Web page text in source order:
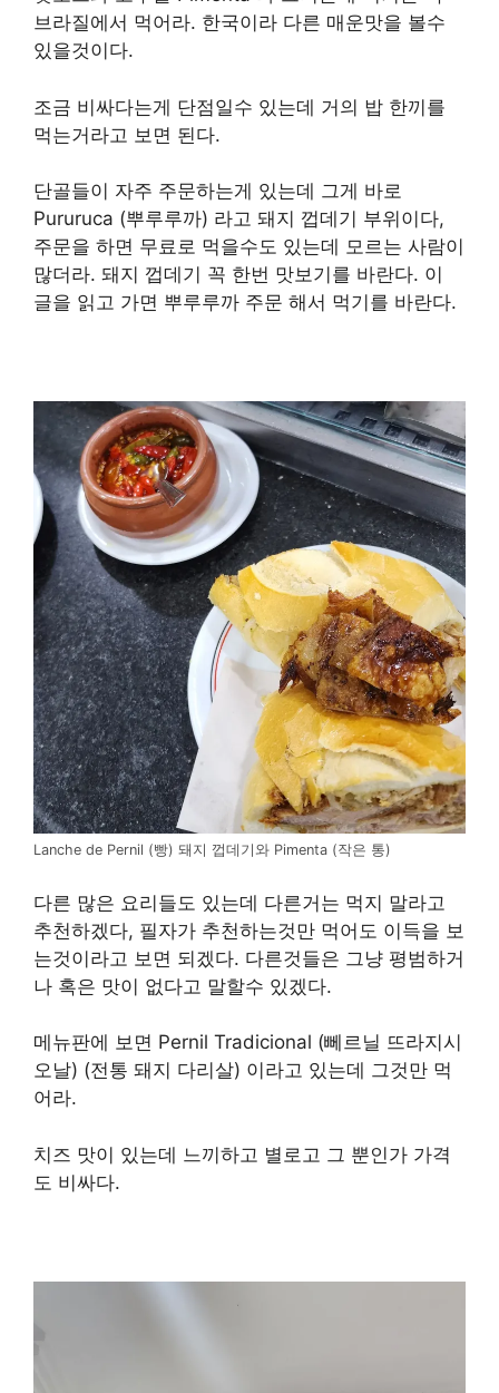
브라질에서 먹어라. 한국이라 다른 매운맛을 볼수
있을것이다.
조금 비싸다는게 단점일수 있는데 거의 밥 한끼를
먹는거라고 보면 된다.
단골들이 자주 주문하는게 있는데 그게 바로
Pururuca (뿌루루까) 라고 돼지 껍데기 부위이다,
주문을 하면 무료로 먹을수도 있는데 모르는 사람이
많더라. 돼지 껍데기 꼭 한번 맛보기를 바란다. 이
글을 읽고 가면 뿌루루까 주문 해서 먹기를 바란다.
Lanche de Pernil (빵) 돼지 껍데기와 Pimenta (작은 통)
다른 많은 요리들도 있는데 다른거는 먹지 말라고
추천하겠다, 필자가 추천하는것만 먹어도 이득을 보
는것이라고 보면 되겠다. 다른것들은 그냥 평범하거
나 혹은 맛이 없다고 말할수 있겠다.
메뉴판에 보면 Pernil Tradicional (뻬르닐 뜨라지시
오날) (전통 돼지 다리살) 이라고 있는데 그것만 먹
어라.
치즈 맛이 있는데 느끼하고 별로고 그 뿐인가 가격
도 비싸다.